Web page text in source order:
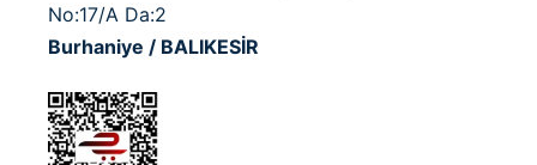
No:17/A Da:2
Burhaniye / BALIKESİR